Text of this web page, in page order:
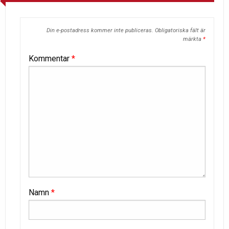
Din e-postadress kommer inte publiceras. Obligatoriska fält är
märkta *
Kommentar *
Namn *